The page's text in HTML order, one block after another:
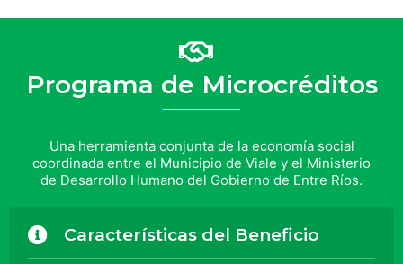
Programa de Microcréditos
Una herramienta conjunta de la economía social
coordinada entre el Municipio de Viale y el Ministerio
de Desarrollo Humano del Gobierno de Entre Ríos.
Características del Beneficio